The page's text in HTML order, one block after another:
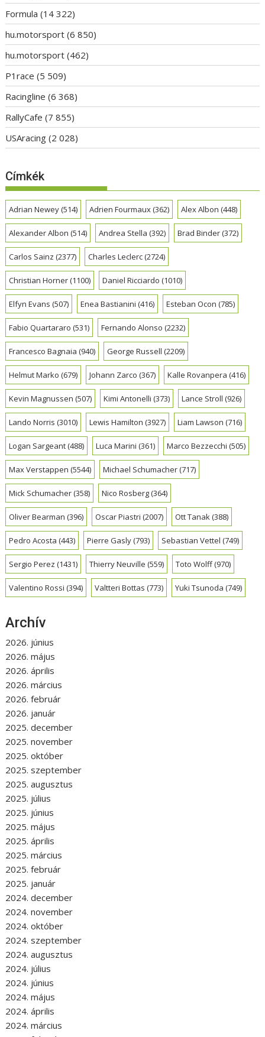
Formula (14 322)
hu.motorsport (6 850)
hu.motorsport (462)
P1race (5 509)
Racingline (6 368)
RallyCafe (7 855)
USAracing (2 028)
Címkék
Adrian Newey(514) Adrien Fourmaux(362) Alex Albon (448)
Alexander Albon (514) Andrea Stella (392) Brad Binder(372)
Carlos Sainz (2377) Charles Leclerc(2724)
Christian Horner(1100) Daniel Ricciardo (1010)
Elfyn Evans (507) Enea Bastianini (416) Esteban Ocon (785)
Fabio Quartararo (531) Fernando Alonso (2232)
Francesco Bagnaia (940) George Russell (2209)
Helmut Marko (679) Johann Zarco (367) Kalle Rovanpera (416)
Kevin Magnussen (507) Kimi Antonelli (373) Lance Stroll (926)
Lando Norris (3010) Lewis Hamilton (3927) Liam Lawson (716)
Logan Sargeant(488) Luca Marini (361) Marco Bezzecchi (505)
Max Verstappen (5544) Michael Schumacher(717)
Mick Schumacher(358) Nico Rosberg(364)
Oliver Bearman (396) Oscar Piastri (2007) Ott Tanak(388)
Pedro Acosta (443) Pierre Gasly(793) Sebastian Vettel (749)
Sergio Perez (1431) Thierry Neuville (559) Toto Wolff(970)
Valentino Rossi (394) Valtteri Bottas (773) Yuki Tsunoda (749)
Archív
2026. június
2026. május
2026. április
2026. március
2026. február
2026. január
2025. december
2025. november
2025. október
2025. szeptember
2025. augusztus
2025. július
2025. június
2025. május
2025. április
2025. március
2025. február
2025. január
2024. december
2024. november
2024. október
2024. szeptember
2024. augusztus
2024. július
2024. június
2024. május
2024. április
2024. március